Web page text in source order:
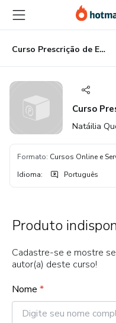
para
conteúdo
principal
para
pagamento
para
rodapé
Curso Prescrição de Exercícios Funcionais
Curso
Natáilia
Formato: Cursos Online e
Idioma: Português
Produto
Cadastre-se e mostre
autor(a) deste curso!
Nome *